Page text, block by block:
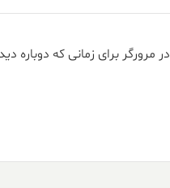
مرورگر برای زمانی که دوباره